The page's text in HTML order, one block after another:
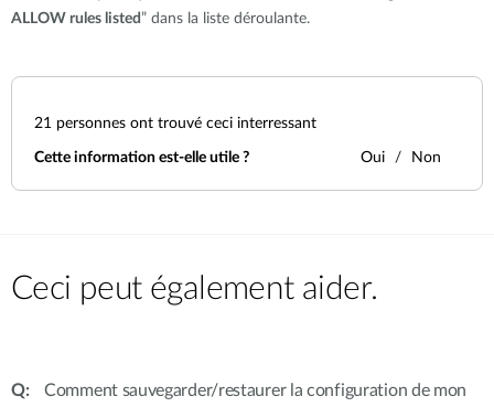
ALLOW rules listed ” dans la liste déroulante.
21 personnes ont trouvé ceci interressant
Cette information est-elle utile ? Oui Non
Ceci peut également aider.
Comment sauvegarder/restaurer la configuration de mon